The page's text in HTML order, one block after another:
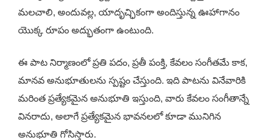
మలచాలి, అందువల్ల, యాదృచ్ఛికంగా అందిస్తున్న ఊహాగానం
యొక్క రూపం అద్భుతంగా ఉంటుంది.
ఈ పాట నిర్మాణంలో ప్రతి పదం, ప్రతీ పంక్తి, కేవలం సంగీతమే కాక,
మానవ అనుభూతులను స్పష్టం చేస్తుంది. ఇది పాటను వినేవారికి
మరింత ప్రత్యేకమైన అనుభూతి ఇస్తుంది, వారు కేవలం సంగీతాన్నే
వినరాదు, అలాగే ప్రత్యేకమైన భావనలలో కూడా మునిగిన
అనుభూతి గోసిస్తారు.